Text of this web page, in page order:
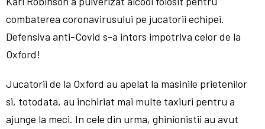
combaterea coronavirusului pe jucatorii echipei.
Defensiva anti-Covid s-a intors impotriva celor de la
Oxford!
Jucatorii de la Oxford au apelat la masinile prietenilor
si, totodata, au inchiriat mai multe taxiuri pentru a
ajunge la meci. In cele din urma, ghinionistii au avut